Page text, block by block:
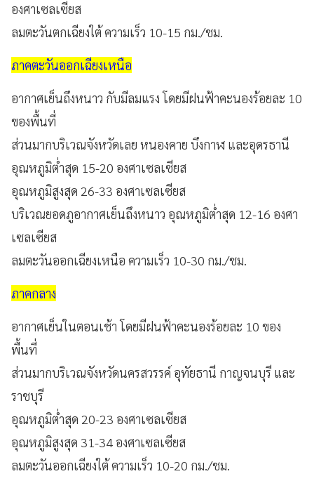
องศาเซลเซียส
ลมตะวันตกเฉียงใต้ ความเร็ว 10-15 กม./ชม.
ภาคตะวันออกเฉียงเหนือ
อากาศเย็นถึงหนาว กับมีลมแรง โดยมีฝนฟ้าคะนองร้อยละ 10
ของพื้นที่
ส่วนมากบริเวณจังหวัดเลย หนองคาย บึงกาฬ และอุดรธานี
อุณหภูมิต่ำสุด 15-20 องศาเซลเซียส
อุณหภูมิสูงสุด 26-33 องศาเซลเซียส
บริเวณยอดภูอากาศเย็นถึงหนาว อุณหภูมิต่ำสุด 12-16 องศา
เซลเซียส
ลมตะวันออกเฉียงเหนือ ความเร็ว 10-30 กม./ชม.
ภาคกลาง
อากาศเย็นในตอนเช้า โดยมีฝนฟ้าคะนองร้อยละ 10 ของ
พื้นที่
ส่วนมากบริเวณจังหวัดนครสวรรค์ อุทัยธานี กาญจนบุรี และ
ราชบุรี
อุณหภูมิต่ำสุด 20-23 องศาเซลเซียส
อุณหภูมิสูงสุด 31-34 องศาเซลเซียส
ลมตะวันออกเฉียงใต้ ความเร็ว 10-20 กม./ชม.